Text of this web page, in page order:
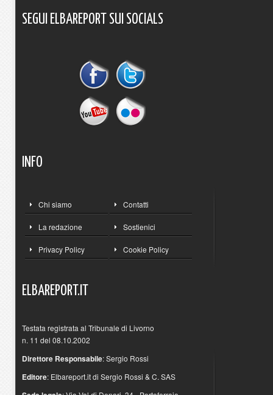
SEGUI ELBAREPORT SUI SOCIALS
INFO
Chi siamo Contatti
La redazione Sostienici
Privacy Policy Cookie Policy
ELBAREPORT.IT
Testata registrata al Tribunale di Livorno
n. 11 del 08.10.2002
Direttore Responsabile: Sergio Rossi
Editore: Elbareport.it di Sergio Rossi & C. SAS